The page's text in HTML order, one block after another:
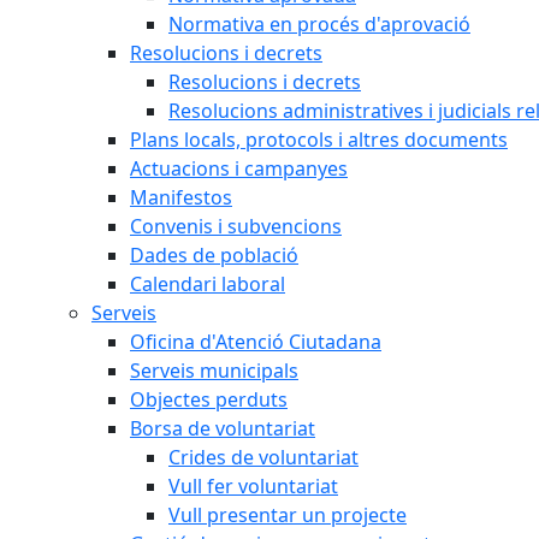
Normativa en procés d'aprovació
Resolucions i decrets
Resolucions i decrets
Resolucions administratives i judicials
Plans locals, protocols i altres documents
Actuacions i campanyes
Manifestos
Convenis i subvencions
Dades de població
Calendari laboral
Serveis
Oficina d'Atenció Ciutadana
Serveis municipals
Objectes perduts
Borsa de voluntariat
Crides de voluntariat
Vull fer voluntariat
Vull presentar un projecte